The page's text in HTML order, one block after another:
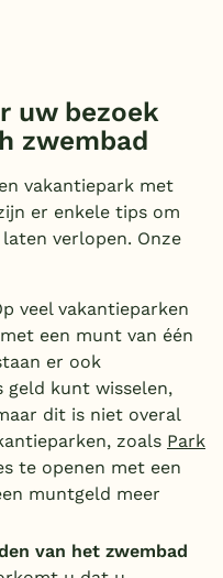
uw bezoek
zwembad
vakantiepark met
er enkele tips om
verlopen. Onze
veel vakantieparken
een munt van één
er ook
geld kunt wisselen,
dit is niet overal
zoals Park
te openen met een
muntgeld meer
van het zwembad